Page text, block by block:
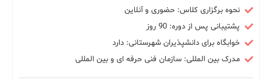
نحوه برگزاری کلاس: حضوری و آنلاین
پشتیبانی پس از دوره: 90 روز
خوابگاه برای دانشپذیران شهرستانی: دارد
مدرک بین المللی: سازمان فنی حرفه ای و بین المللی